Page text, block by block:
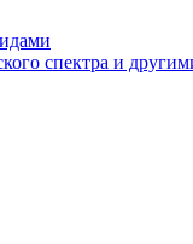
спектра и